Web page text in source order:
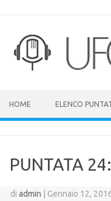
contenuto
HOME ELENCO
PUNTATA
diadmin Gennaio 12,